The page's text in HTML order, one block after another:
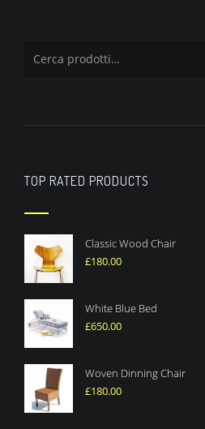
TOP RATED PRODUCTS
Classic Wood Chair
£180.00
White Blue Bed
£650.00
Woven Dinning Chair
£180.00